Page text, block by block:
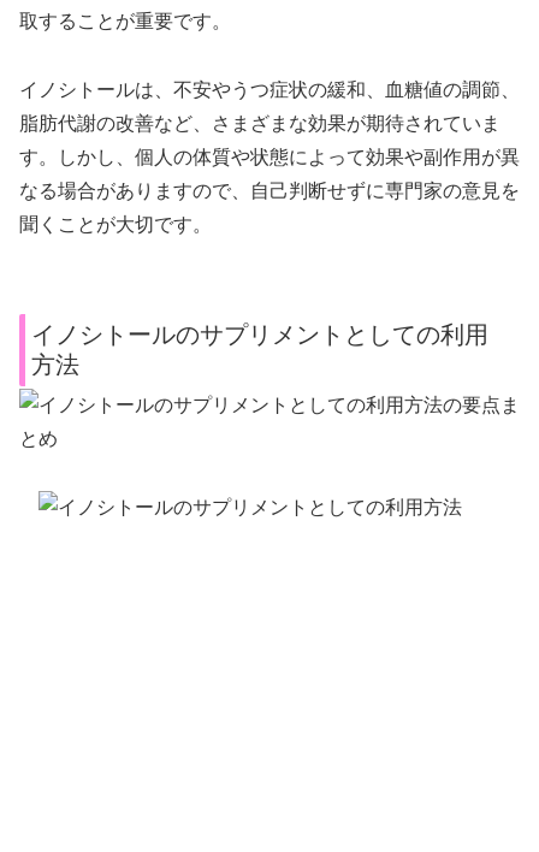
取することが重要です。
イノシトールは、不安やうつ症状の緩和、血糖値の調節、
脂肪代謝の改善など、さまざまな効果が期待されていま
す。しかし、個人の体質や状態によって効果や副作用が異
なる場合がありますので、自己判断せずに専門家の意見を
聞くことが大切です。
イノシトールのサプリメントとしての利用
方法